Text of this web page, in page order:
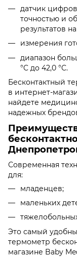
датчик
точностью и
результатов
измерения
диапазон
°C до 42,0 °C.
Бесконтактный
в интернет-
найдете
надежных
Современная
для:
младенцев;
маленьких
Это самый
термометр
магазине Baby